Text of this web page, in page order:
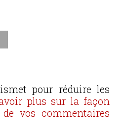
pour réduire les
plus sur la façon
vos commentaires